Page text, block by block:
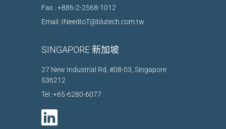
Fax : +886-2-2568-1012
Email :INeedIoT@blutech.com.tw
SINGAPORE 新加坡​
27 New Industrial Rd, #08-03, Singapore
536212
Tel :+65-6280-6077